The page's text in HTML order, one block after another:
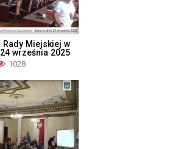
Rady Miejskiej w
września 2025
1028